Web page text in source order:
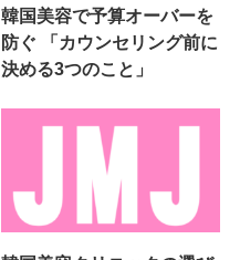
韓国美容で予算オーバーを
防ぐ 「カウンセリング前に
決める3つのこと」